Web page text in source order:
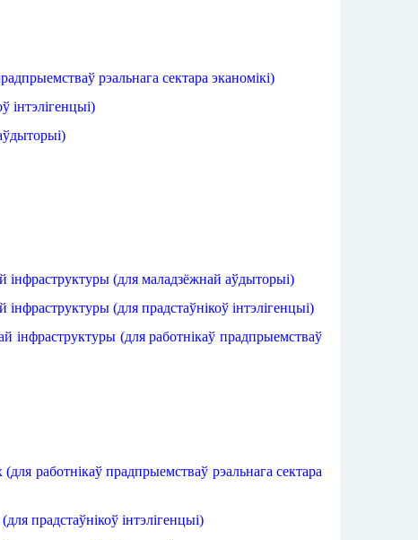
рэальнага сектара эканомікі)
інтэлігенцыі)
інфраструктуры (для маладзёжнай аўдыторыі)
інфраструктуры (для прадстаўнікоў інтэлігенцыі)
інфраструктуры (для работнікаў прадпрыемстваў
(для работнікаў прадпрыемстваў рэальнага сектара
(для прадстаўнікоў інтэлігенцыі)